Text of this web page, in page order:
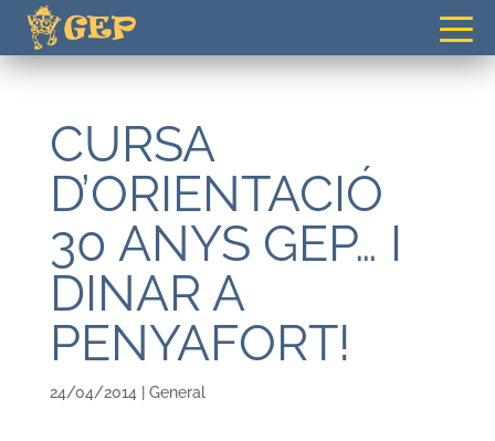
CURSA
D’ORIENTACIÓ
30 ANYS GEP… I
DINAR A
PENYAFORT!
24/04/2014 General